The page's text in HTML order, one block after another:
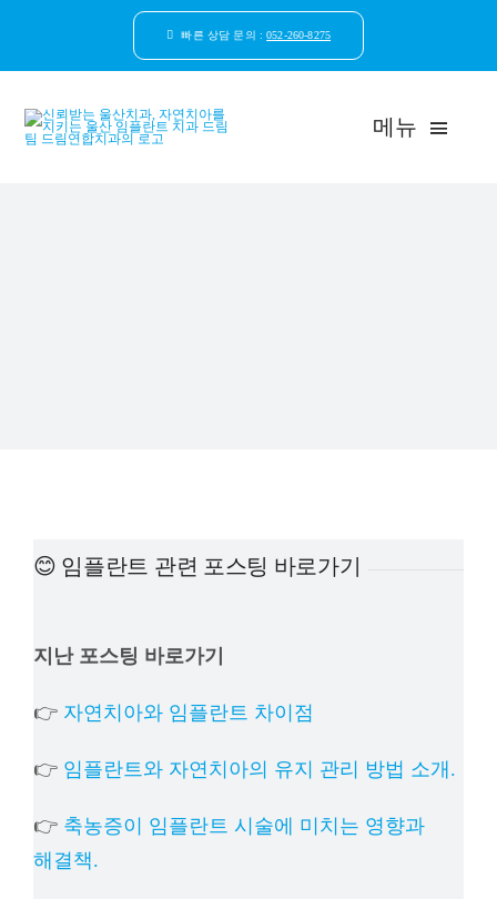
빠른 상담 문의 :052-260-8275
메뉴
상담예약
😊 임플란트 관련 포스팅 바로가기
지난 포스팅 바로가기
👉 자연치아와 임플란트 차이점
👉 임플란트와 자연치아의 유지 관리 방법 소개.
👉 축농증이 임플란트 시술에 미치는 영향과
해결책.